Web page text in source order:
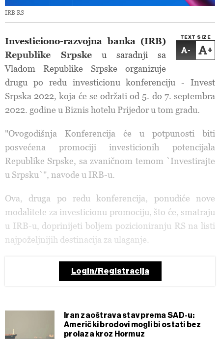
IRB RS
TEXT SIZE
- +
Investiciono-razvojna banka (IRB)
Republike Srpske u saradnji sa
Vladom Republike Srpske organizuje
drugu po redu investicionu konferenciju - Invest
Srpska 2022, koja će se održati od 5. do 7. septembra
2022. godine u Biznis hotelu Prijedor u tom gradu.
"Ovogodišnja Konferencija će u potpunosti biti
posvećena promociji investicionih potencijala
Republike Srpske, sa zvaničnom temom `Investirajte
u Srpsku`", navode u IRB-u.
Ova, druga po redu konferencija, ponudiće nove
modalitete za investicionu promociju, što će, smatraju
u IRB-u, doprinijeti boljem pozicioniranju RS na listi
najpoželjnijih destinacija za ulaganje.
Login/Registracija
Iran zaoštrava stav prema SAD-u:
Američki brodovi mogli bi ostati bez
prolaza kroz Hormuz